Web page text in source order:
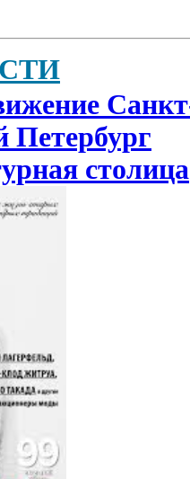
столица